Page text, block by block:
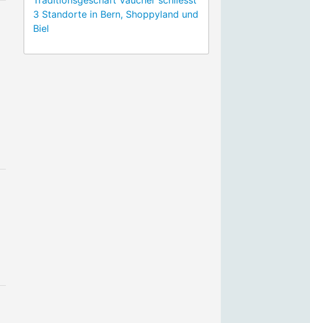
3 Standorte in Bern, Shoppyland und
Biel